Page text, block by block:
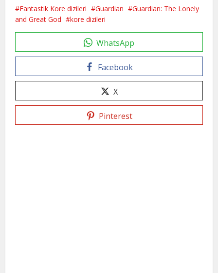
Fantastik Kore dizileri Guardian
Guardian: The Lonely
and Great God
kore dizileri
WhatsApp
Facebook
X
Pinterest